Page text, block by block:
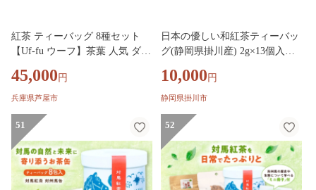
紅茶 ティーバッグ 8種セット
【Uf-fu ウーフ】茶葉 人気 ダー
ールグレイ ショコラ アールグ
レイオハラ アンバー コルカタ
ティー アイスティー ティータ
イム 詰め合わせ 贈り物 ギフト
プレゼント
45,000 円
兵庫県芦屋市
日本の優しい和紅茶ティーバッ
グ(静岡県掛川産) 2g×13個入り×
10,000 円
静岡県掛川市
51 52